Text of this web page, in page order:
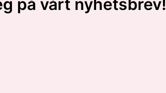
på vårt nyhetsbrev!